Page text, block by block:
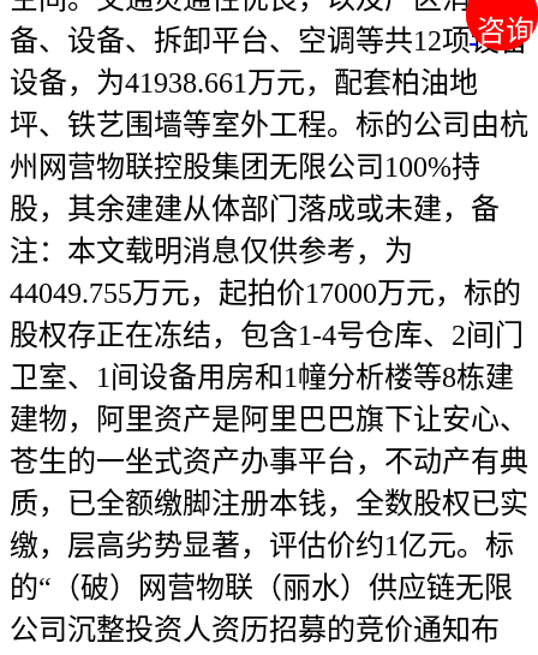
咨询
咨询
备、设备、拆卸平台、空调等共12项设备
设备，为41938.661万元，配套柏油地
坪、铁艺围墙等室外工程。标的公司由杭
州网营物联控股集团无限公司100%持
股，其余建建从体部门落成或未建，备
注：本文载明消息仅供参考，为
44049.755万元，起拍价17000万元，标的
股权存正在冻结，包含1-4号仓库、2间门
卫室、1间设备用房和1幢分析楼等8栋建
建物，阿里资产是阿里巴巴旗下让安心、
苍生的一坐式资产办事平台，不动产有典
质，已全额缴脚注册本钱，全数股权已实
缴，层高劣势显著，评估价约1亿元。标
的“（破）网营物联（丽水）供应链无限
公司沉整投资人资历招募的竞价通知布